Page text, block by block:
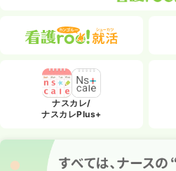
ナスカレ/
ナスカレPlus+